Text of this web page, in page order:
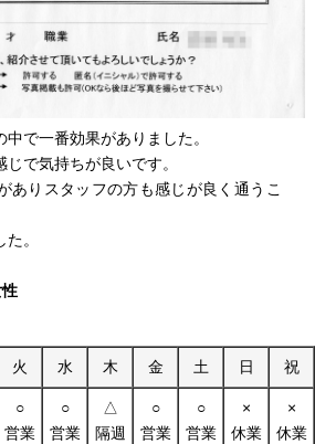
で一番効果がありました。
で気持ちが良いです。
ありスタッフの方も感じが良く通うこ
。
火 水 木 金 土 日 祝
○
営業
○
営業
△
隔週
○
営業
○
営業
×
休業
×
休業